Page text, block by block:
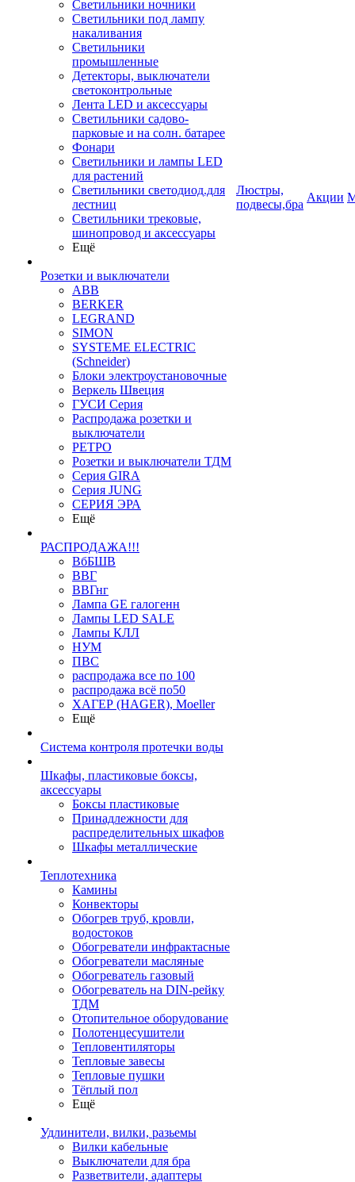
Светильники ночники
Светильники под лампу
накаливания
Светильники
промышленные
Детекторы, выключатели
светоконтрольные
Лента LED и аксессуары
Светильники садово-
парковые и на солн. батарее
Фонари
Светильники и лампы LED
для растений
Светильники светодиод.для
лестниц
Светильники трековые,
шинопровод и аксессуары
Ещё
Розетки и выключатели
ABB
BERKER
LEGRAND
SIMON
SYSTEME ELECTRIC
(Schneider)
Блоки электроустановочные
Веркель Швеция
ГУСИ Серия
Распродажа розетки и
выключатели
РЕТРО
Розетки и выключатели ТДМ
Серия GIRA
Серия JUNG
СЕРИЯ ЭРА
Ещё
РАСПРОДАЖА!!!
ВбБШВ
ВВГ
ВВГнг
Лампа GE галогенн
Лампы LED SALE
Лампы КЛЛ
НУМ
ПВС
распродажа все по 100
распродажа всё по50
ХАГЕР (HAGER), Moeller
Ещё
Система контроля протечки воды
Шкафы, пластиковые боксы,
аксессуары
Боксы пластиковые
Принадлежности для
распределительных шкафов
Шкафы металлические
Теплотехника
Камины
Конвекторы
Обогрев труб, кровли,
водостоков
Обогреватели инфрактасные
Обогреватели масляные
Обогреватель газовый
Обогреватель на DIN-рейку
ТДМ
Отопительное оборудование
Полотенцесушители
Тепловентиляторы
Тепловые завесы
Тепловые пушки
Тёплый пол
Ещё
Удлинители, вилки, разьемы
Вилки кабельные
Выключатели для бра
Разветвители, адаптеры
Люстры,
подвесы,бра
Акции